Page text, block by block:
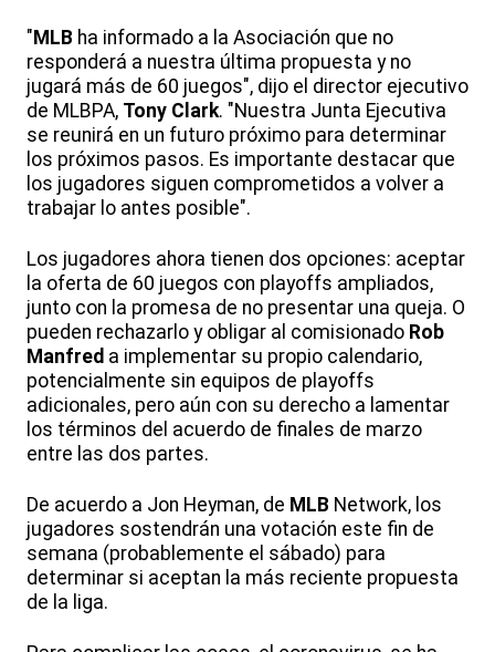
" MLB ha informado a la Asociación que no
responderá a nuestra última propuesta y no
jugará más de 60 juegos", dijo el director ejecutivo
de MLBPA, Tony Clark. "Nuestra Junta Ejecutiva
se reunirá en un futuro próximo para determinar
los próximos pasos. Es importante destacar que
los jugadores siguen comprometidos a volver a
trabajar lo antes posible".
Los jugadores ahora tienen dos opciones: aceptar
la oferta de 60 juegos con playoffs ampliados,
junto con la promesa de no presentar una queja. O
pueden rechazarlo y obligar al comisionado Rob
Manfred a implementar su propio calendario,
potencialmente sin equipos de playoffs
adicionales, pero aún con su derecho a lamentar
los términos del acuerdo de finales de marzo
entre las dos partes.
De acuerdo a Jon Heyman, de MLB Network, los
jugadores sostendrán una votación este fin de
semana (probablemente el sábado) para
determinar si aceptan la más reciente propuesta
de la liga.